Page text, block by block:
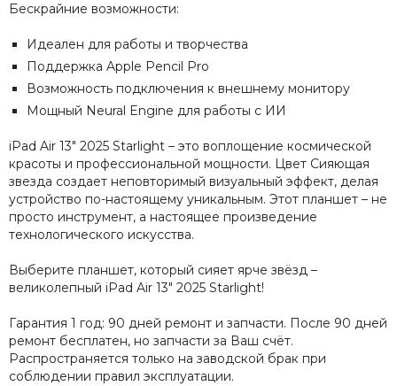
Бескрайние возможности:
Идеален для работы и творчества
Поддержка Apple Pencil Pro
Возможность подключения к внешнему монитору
Мощный Neural Engine для работы с ИИ
iPad Air 13" 2025 Starlight – это воплощение космической
красоты и профессиональной мощности. Цвет Сияющая
звезда создает неповторимый визуальный эффект, делая
устройство по-настоящему уникальным. Этот планшет – не
просто инструмент, а настоящее произведение
технологического искусства.
Выберите планшет, который сияет ярче звёзд –
великолепный iPad Air 13" 2025 Starlight!
Гарантия 1 год: 90 дней ремонт и запчасти. После 90 дней
ремонт бесплатен, но запчасти за Ваш счёт.
Распространяется только на заводской брак при
соблюдении правил эксплуатации.